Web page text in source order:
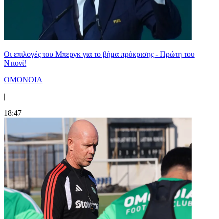
Οι επιλογές του Μπεργκ για το βήμα πρόκρισης - Πρώτη του
Ντιονί!
ΟΜΟΝΟΙΑ
|
18:47